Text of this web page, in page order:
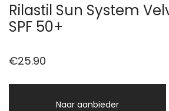
Rilastil Sun System
SPF 50+
€25.90
Naar aanbieder